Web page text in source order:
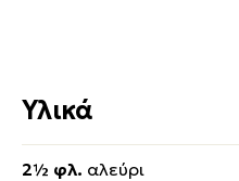
Υλικά
2½ φλ. αλεύρι